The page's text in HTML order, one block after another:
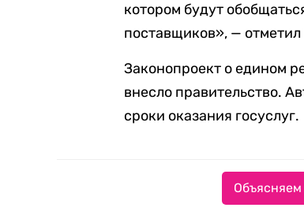
котором будут
поставщиков», —
Законопроект о едином
внесло правительство.
сроки оказания госуслуг.
Объясняем